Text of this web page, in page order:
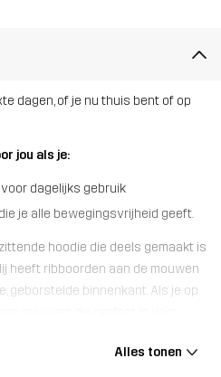
dagen, of je nu thuis bent of op
jou als je:
dagelijks gebruik
je alle bewegingsvrijheid geeft.
hoodie die deels gemaakt is
heeft ribboorden aan de mouwen
geborstelde binnenkant. Als je op
Alles tonen